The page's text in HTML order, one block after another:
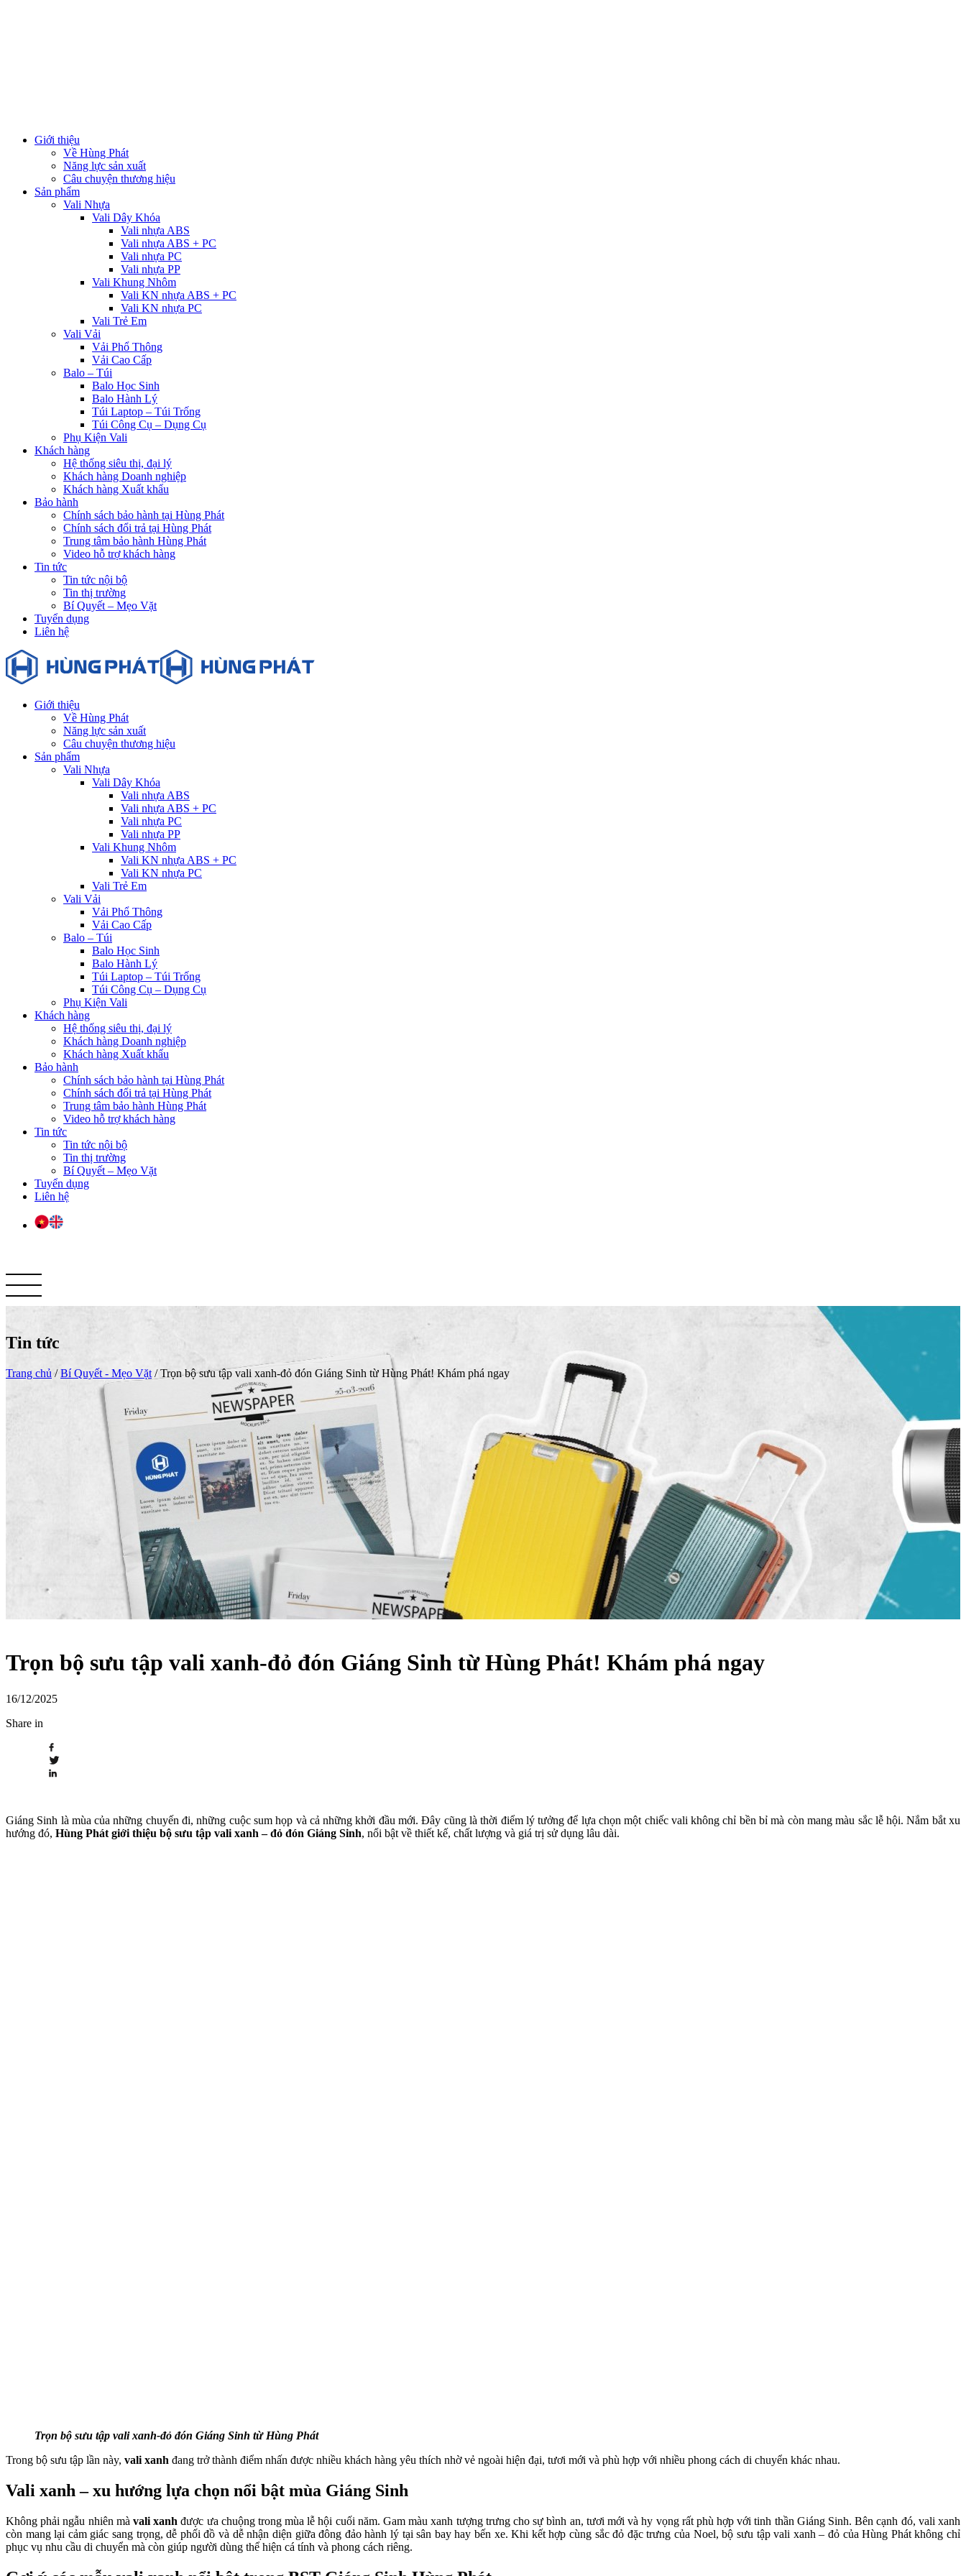
Giới thiệu
Về Hùng Phát
Năng lực sản xuất
Câu chuyện thương hiệu
Sản phẩm
Vali Nhựa
Vali Dây Khóa
Vali nhựa ABS
Vali nhựa ABS + PC
Vali nhựa PC
Vali nhựa PP
Vali Khung Nhôm
Vali KN nhựa ABS + PC
Vali KN nhựa PC
Vali Trẻ Em
Vali Vải
Vải Phổ Thông
Vải Cao Cấp
Balo – Túi
Balo Học Sinh
Balo Hành Lý
Túi Laptop – Túi Trống
Túi Công Cụ – Dụng Cụ
Phụ Kiện Vali
Khách hàng
Hệ thống siêu thị, đại lý
Khách hàng Doanh nghiệp
Khách hàng Xuất khẩu
Bảo hành
Chính sách bảo hành tại Hùng Phát
Chính sách đổi trả tại Hùng Phát
Trung tâm bảo hành Hùng Phát
Video hỗ trợ khách hàng
Tin tức
Tin tức nội bộ
Tin thị trường
Bí Quyết – Mẹo Vặt
Tuyển dụng
Liên hệ
Giới thiệu
Về Hùng Phát
Năng lực sản xuất
Câu chuyện thương hiệu
Sản phẩm
Vali Nhựa
Vali Dây Khóa
Vali nhựa ABS
Vali nhựa ABS + PC
Vali nhựa PC
Vali nhựa PP
Vali Khung Nhôm
Vali KN nhựa ABS + PC
Vali KN nhựa PC
Vali Trẻ Em
Vali Vải
Vải Phổ Thông
Vải Cao Cấp
Balo – Túi
Balo Học Sinh
Balo Hành Lý
Túi Laptop – Túi Trống
Túi Công Cụ – Dụng Cụ
Phụ Kiện Vali
Khách hàng
Hệ thống siêu thị, đại lý
Khách hàng Doanh nghiệp
Khách hàng Xuất khẩu
Bảo hành
Chính sách bảo hành tại Hùng Phát
Chính sách đổi trả tại Hùng Phát
Trung tâm bảo hành Hùng Phát
Video hỗ trợ khách hàng
Tin tức
Tin tức nội bộ
Tin thị trường
Bí Quyết – Mẹo Vặt
Tuyển dụng
Liên hệ
Tin tức
Trang chủ /Bí Quyết - Mẹo Vặt /Trọn bộ sưu tập vali xanh-đỏ đón Giáng Sinh từ Hùng Phát! Khám phá ngay
Trọn bộ sưu tập vali xanh-đỏ đón Giáng Sinh từ Hùng Phát! Khám phá ngay
16/12/2025
Share in
Giáng Sinh là mùa của những chuyến đi, những cuộc sum họp và cả những khởi đầu mới. Đây cũng là thời điểm lý tưởng để lựa chọn một chiếc vali không chỉ bền bỉ mà còn mang màu sắc lễ hội. Nắm bắt xu
hướng đó, Hùng Phát giới thiệu bộ sưu tập vali xanh – đỏ đón Giáng Sinh, nổi bật về thiết kế, chất lượng và giá trị sử dụng lâu dài.
Trọn bộ sưu tập vali xanh-đỏ đón Giáng Sinh từ Hùng Phát
Trong bộ sưu tập lần này, vali xanh đang trở thành điểm nhấn được nhiều khách hàng yêu thích nhờ vẻ ngoài hiện đại, tươi mới và phù hợp với nhiều phong cách di chuyển khác nhau.
Vali xanh – xu hướng lựa chọn nổi bật mùa Giáng Sinh
Không phải ngẫu nhiên mà vali xanh được ưa chuộng trong mùa lễ hội cuối năm. Gam màu xanh tượng trưng cho sự bình an, tươi mới và hy vọng rất phù hợp với tinh thần Giáng Sinh. Bên cạnh đó, vali xanh
còn mang lại cảm giác sang trọng, dễ phối đồ và dễ nhận diện giữa đông đảo hành lý tại sân bay hay bến xe. Khi kết hợp cùng sắc đỏ đặc trưng của Noel, bộ sưu tập vali xanh – đỏ của Hùng Phát không chỉ
phục vụ nhu cầu di chuyển mà còn giúp người dùng thể hiện cá tính và phong cách riêng.